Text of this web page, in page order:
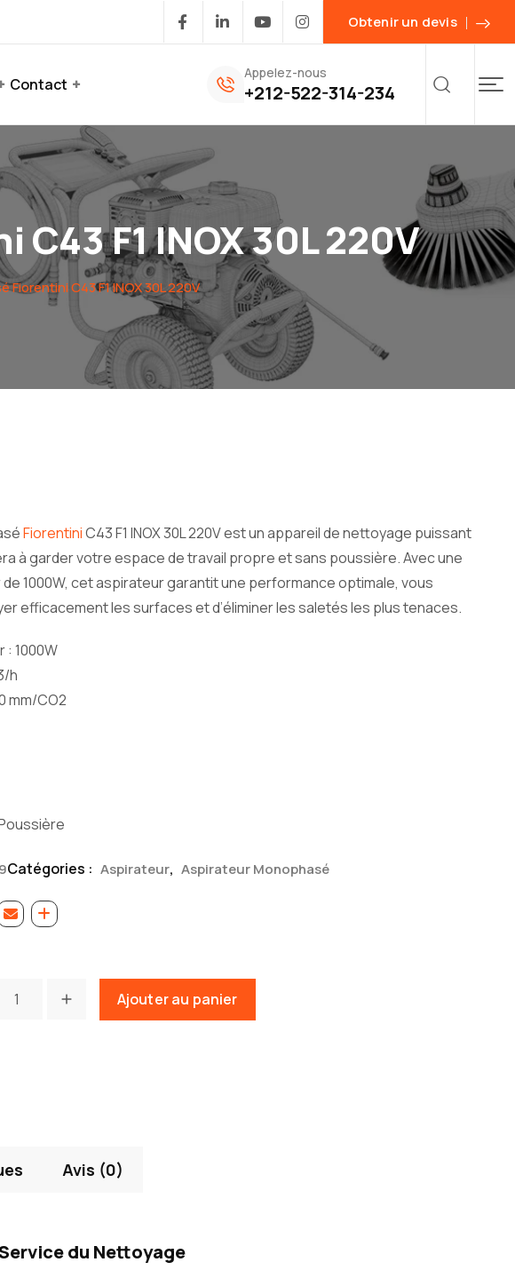
Obtenir un devis
Contact
Appelez-nous
+212-522-314-234
F1 INOX 30L 220V
C43 F1 INOX 30L 220V
FiorentiniC43 F1 INOX 30L 220V est un appareil de nettoyage puissant
à garder votre espace de travail propre et sans poussière. Avec une
1000W, cet aspirateur garantit une performance optimale, vous
efficacement les surfaces et d’éliminer les saletés les plus tenaces.
: 1000W
h
mm/CO2
Catégories : Aspirateur, Aspirateur Monophasé
Ajouter au panier
Avis (0)
du Nettoyage